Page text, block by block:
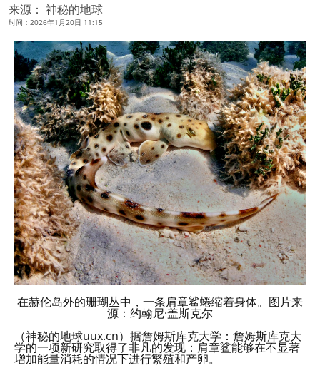
来源： 神秘的地球
时间：2026年1月20日 11:15
在赫伦岛外的珊瑚丛中，一条肩章鲨蜷缩着身体。图片来
源：约翰尼·盖斯克尔
（神秘的地球uux.cn）据詹姆斯库克大学：詹姆斯库克大
学的一项新研究取得了非凡的发现：肩章鲨能够在不显著
增加能量消耗的情况下进行繁殖和产卵。